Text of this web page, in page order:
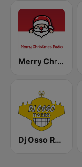
Merry Christmas Radio
Dj Osso Radio